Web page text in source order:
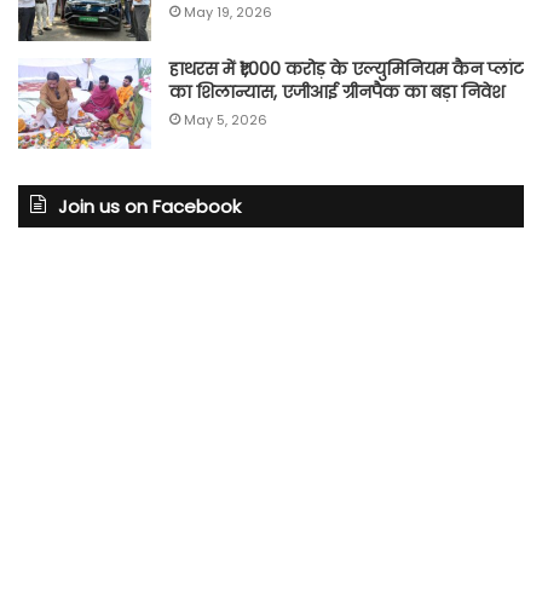
May 19, 2026
हाथरस में ₹1,000 करोड़ के एल्युमिनियम कैन प्लांट
का शिलान्यास, एजीआई ग्रीनपैक का बड़ा निवेश
May 5, 2026
Join us on Facebook